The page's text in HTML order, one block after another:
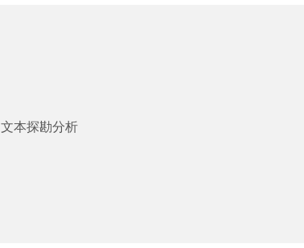
文本探勘分析